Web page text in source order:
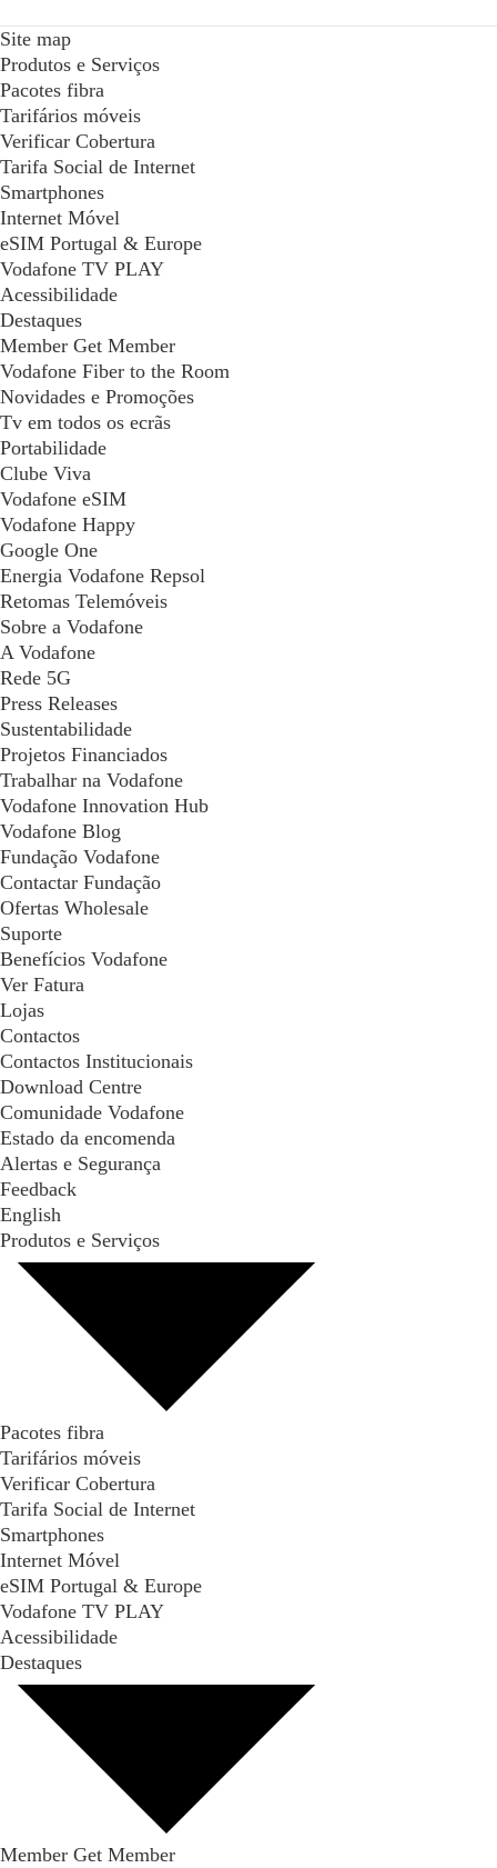
Site map
Produtos e Serviços
Pacotes fibra
Tarifários móveis
Verificar Cobertura
Tarifa Social de Internet
Smartphones
Internet Móvel
eSIM Portugal & Europe
Vodafone TV PLAY
Acessibilidade
Destaques
Member Get Member
Vodafone Fiber to the Room
Novidades e Promoções
Tv em todos os ecrãs
Portabilidade
Clube Viva
Vodafone eSIM
Vodafone Happy
Google One
Energia Vodafone Repsol
Retomas Telemóveis
Sobre a Vodafone
A Vodafone
Rede 5G
Press Releases
Sustentabilidade
Projetos Financiados
Trabalhar na Vodafone
Vodafone Innovation Hub
Vodafone Blog
Fundação Vodafone
Contactar Fundação
Ofertas Wholesale
Suporte
Benefícios Vodafone
Ver Fatura
Lojas
Contactos
Contactos Institucionais
Download Centre
Comunidade Vodafone
Estado da encomenda
Alertas e Segurança
Feedback
English
Produtos e Serviços
Pacotes fibra
Tarifários móveis
Verificar Cobertura
Tarifa Social de Internet
Smartphones
Internet Móvel
eSIM Portugal & Europe
Vodafone TV PLAY
Acessibilidade
Destaques
Member Get Member